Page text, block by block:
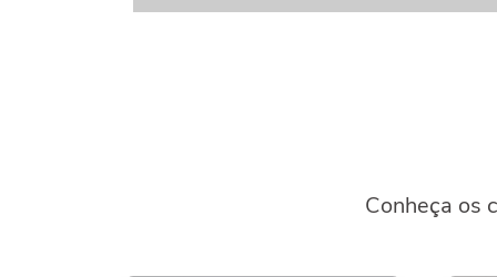
Conheça os